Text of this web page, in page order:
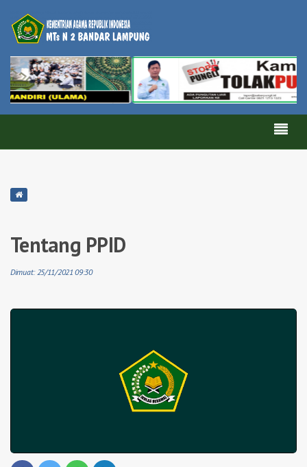
Tentang PPID
Dimuat: 25/11/2021 09:30